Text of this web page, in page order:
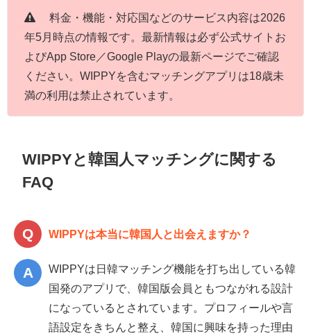
料金・機能・対応国などのサービス内容は2026
年5月時点の情報です。最新情報は必ず公式サイトお
よびApp Store／Google Playの最新ページでご確認
ください。WIPPYを含むマッチングアプリは18歳未
満の利用は禁止されています。
WIPPYと韓国人マッチングに関する
FAQ
WIPPYは本当に韓国人と出会えますか？
WIPPYは日韓マッチング機能を打ち出している韓
国発のアプリで、韓国版会員ともつながれる設計
になっているとされています。プロフィールや言
語設定をきちんと整え、韓国に興味を持った理由